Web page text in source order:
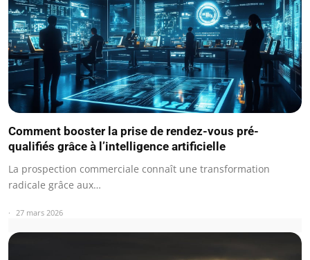
Comment booster la prise de rendez-vous pré-
qualifiés grâce à l’intelligence artificielle
La prospection commerciale connaît une transformation
radicale grâce aux…
27 mars 2026